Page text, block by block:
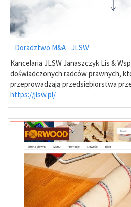
Doradztwo M&A - JLSW
Kancelaria JLSW Janaszczyk Lis &
doświadczonych radców prawnych,
przeprowadzają przedsiębiorstwa
https://jlsw.pl/